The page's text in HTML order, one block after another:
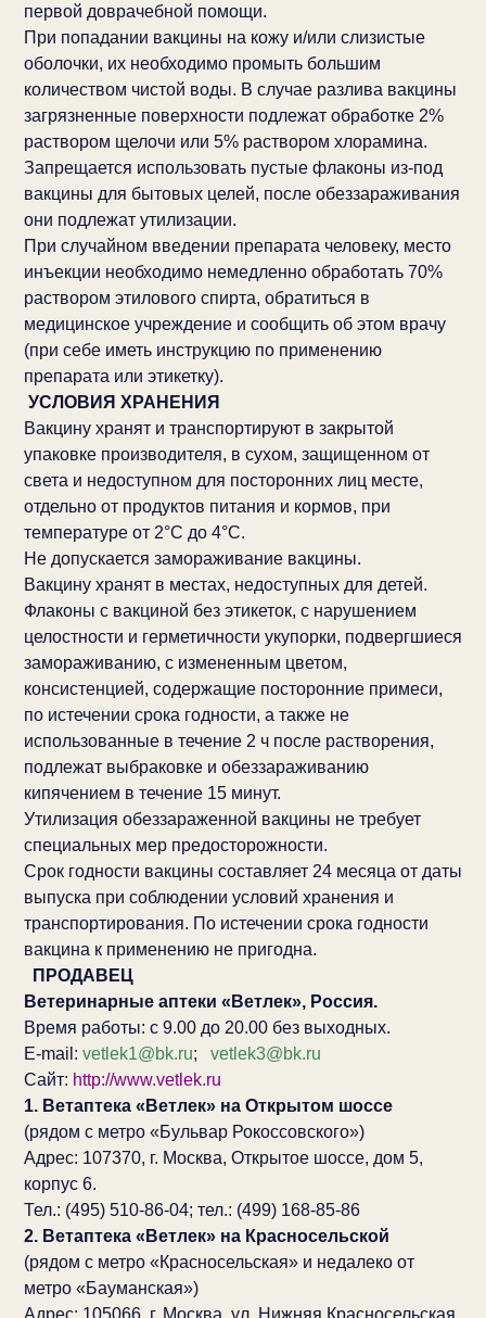
первой доврачебной помощи.
При попадании вакцины на кожу и/или слизистые
оболочки, их необходимо промыть большим
количеством чистой воды. В случае разлива вакцины
загрязненные поверхности подлежат обработке 2%
раствором щелочи или 5% раствором хлорамина.
Запрещается использовать пустые флаконы из-под
вакцины для бытовых целей, после обеззараживания
они подлежат утилизации.
При случайном введении препарата человеку, место
инъекции необходимо немедленно обработать 70%
раствором этилового спирта, обратиться в
медицинское учреждение и сообщить об этом врачу
(при себе иметь инструкцию по применению
препарата или этикетку).
УСЛОВИЯ ХРАНЕНИЯ
Вакцину хранят и транспортируют в закрытой
упаковке производителя, в сухом, защищенном от
света и недоступном для посторонних лиц месте,
отдельно от продуктов питания и кормов, при
температуре от 2°С до 4°С.
Не допускается замораживание вакцины.
Вакцину хранят в местах, недоступных для детей.
Флаконы с вакциной без этикеток, с нарушением
целостности и герметичности укупорки, подвергшиеся
замораживанию, с измененным цветом,
консистенцией, содержащие посторонние примеси,
по истечении срока годности, а также не
использованные в течение 2 ч после растворения,
подлежат выбраковке и обеззараживанию
кипячением в течение 15 минут.
Утилизация обеззараженной вакцины не требует
специальных мер предосторожности.
Срок годности вакцины составляет 24 месяца от даты
выпуска при соблюдении условий хранения и
транспортирования. По истечении срока годности
вакцина к применению не пригодна.
ПРОДАВЕЦ
Ветеринарные аптеки «Ветлек», Россия.
Время работы: с 9.00 до 20.00 без выходных.
E-mail: vetlek1@bk.ru; vetlek3@bk.ru
Сайт: http://www.vetlek.ru
1. Ветаптека «Ветлек» на Открытом шоссе
(рядом с метро «Бульвар Рокоссовского»)
Адрес: 107370, г. Москва, Открытое шоссе, дом 5,
корпус 6.
Тел.: (495) 510-86-04; тел.: (499) 168-85-86
2. Ветаптека «Ветлек» на Красносельской
(рядом с метро «Красносельская» и недалеко от
метро «Бауманская»)
Адрес: 105066, г. Москва, ул. Нижняя Красносельская,